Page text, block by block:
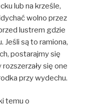
lub na krześle,
wolno przez
lustrem gdzie
Jeśli są to ramiona,
postarajmy się
się one
przy wydechu.
temu o